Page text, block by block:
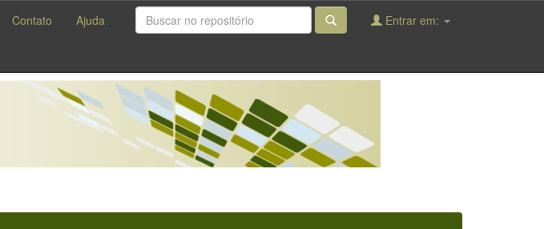
Contato Ajuda Entrar em: